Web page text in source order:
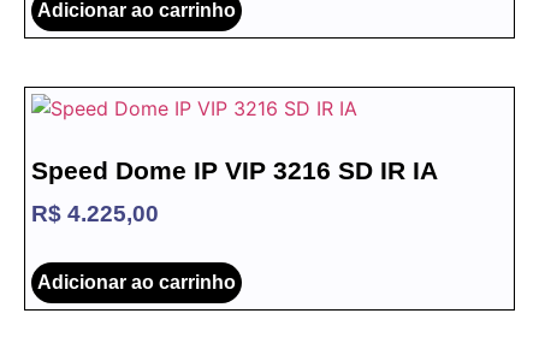
Adicionar ao carrinho
Speed Dome IP VIP 3216 SD IR IA
R$ 4.225,00
Adicionar ao carrinho